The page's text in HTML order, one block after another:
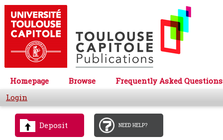
Homepage Browse
Frequently Asked Questions
Login
Deposit NEED HELP?